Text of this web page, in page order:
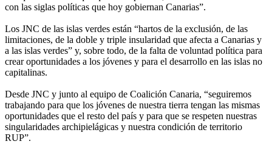
con las siglas políticas que hoy gobiernan Canarias”.
Los JNC de las islas verdes están “hartos de la exclusión, de las
limitaciones, de la doble y triple insularidad que afecta a Canarias y
a las islas verdes” y, sobre todo, de la falta de voluntad política para
crear oportunidades a los jóvenes y para el desarrollo en las islas no
capitalinas.
Desde JNC y junto al equipo de Coalición Canaria, “seguiremos
trabajando para que los jóvenes de nuestra tierra tengan las mismas
oportunidades que el resto del país y para que se respeten nuestras
singularidades archipielágicas y nuestra condición de territorio
RUP”.